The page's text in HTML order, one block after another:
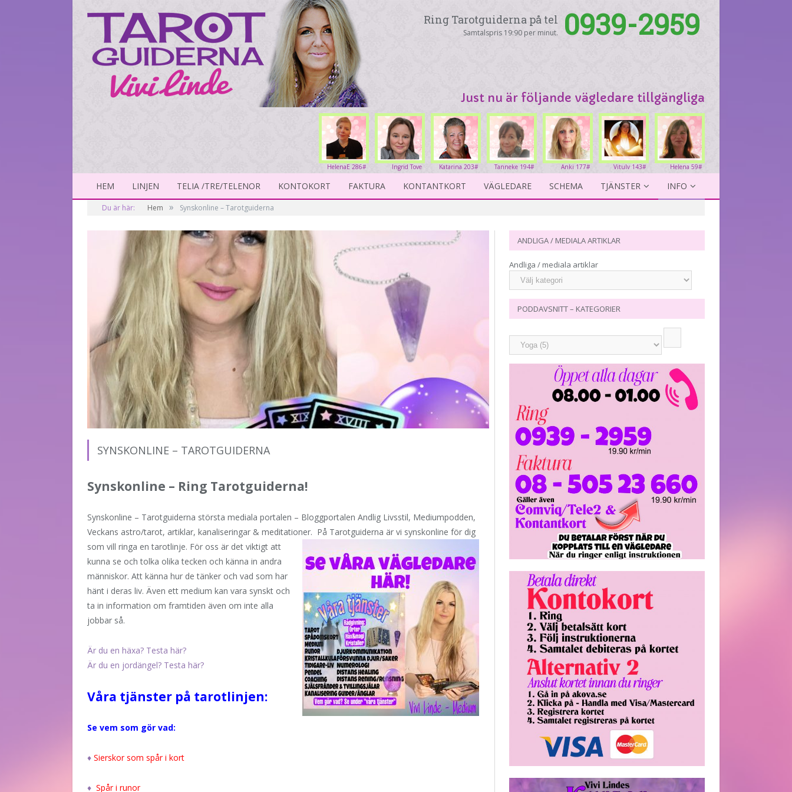
Ring Tarotguiderna på tel
Samtalspris 19:90 per minut. 0939-2959
Just nu är följande vägledare tillgängliga
Helena 59#
Vitulv 143#
Anki 177#
Tanneke 194#
Katarina 203#
Ingrid Tove
234#
HelenaE 286#
HEM LINJEN TELIA /TRE/TELENOR KONTOKORT FAKTURA KONTANTKORT VÄGLEDARE SCHEMA TJÄNSTER INFO
Du är här: Hem » Synskonline – Tarotguiderna
SYNSKONLINE – TAROTGUIDERNA
Synskonline – Ring Tarotguiderna!
Synskonline – Tarotguiderna största mediala portalen – Bloggportalen Andlig Livsstil, Mediumpodden,
Veckans astro/tarot, artiklar, kanaliseringar & meditationer. På Tarotguiderna är vi synskonline för dig
som vill ringa en tarotlinje. För oss är det viktigt att
kunna se och tolka olika tecken och känna in andra
människor. Att känna hur de tänker och vad som har
hänt i deras liv. Även ett medium kan vara synskt och
ta in information om framtiden även om inte alla
jobbar så.
Är du en häxa? Testa här?
Är du en jordängel? Testa här?
Våra tjänster på tarotlinjen:
Se vem som gör vad:
♦ Sierskor som spår i kort
♦ Spår i runor
ANDLIGA / MEDIALA ARTIKLAR
Andliga / mediala artiklar
PODDAVSNITT – KATEGORIER